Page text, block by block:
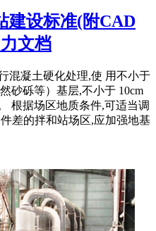
建设标准(附CAD
文档
混凝土硬化处理,使 用不小于
砂砾等）基层,不小于 10cm
根据场区地质条件,可适当调
差的拌和站场区,应加强地基